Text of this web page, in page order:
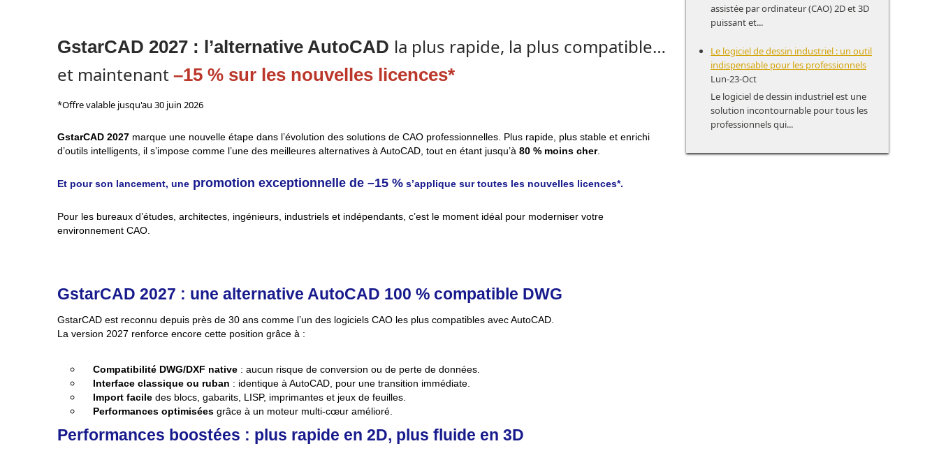
GstarCAD 2027 : l’alternative AutoCAD la plus rapide, la plus compatible…
et maintenant –15 % sur les nouvelles licences*
*Offre valable jusqu'au 30 juin 2026
GstarCAD 2027 marque une nouvelle étape dans l’évolution des solutions de CAO professionnelles. Plus rapide, plus stable et enrichi
d’outils intelligents, il s’impose comme l’une des meilleures alternatives à AutoCAD, tout en étant jusqu’à 80 % moins cher.
Et pour son lancement, une promotion exceptionnelle de –15 % s’applique sur toutes les nouvelles licences*.
Pour les bureaux d’études, architectes, ingénieurs, industriels et indépendants, c’est le moment idéal pour moderniser votre
environnement CAO.
GstarCAD 2027 : une alternative AutoCAD 100 % compatible DWG
GstarCAD est reconnu depuis près de 30 ans comme l’un des logiciels CAO les plus compatibles avec AutoCAD.
La version 2027 renforce encore cette position grâce à :
Compatibilité DWG/DXF native : aucun risque de conversion ou de perte de données.
Interface classique ou ruban : identique à AutoCAD, pour une transition immédiate.
Import facile des blocs, gabarits, LISP, imprimantes et jeux de feuilles.
Performances optimisées grâce à un moteur multi‑cœur amélioré.
Performances boostées : plus rapide en 2D, plus fluide en 3D
assistée par ordinateur (CAO) 2D et 3D
puissant et...
Le logiciel de dessin industriel : un outil
indispensable pour les professionnels
Lun-23-Oct
Le logiciel de dessin industriel est une
solution incontournable pour tous les
professionnels qui...